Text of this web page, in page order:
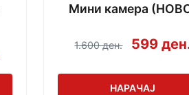
Мини камера
1.600 ден. 599
НАРАЧАЈ